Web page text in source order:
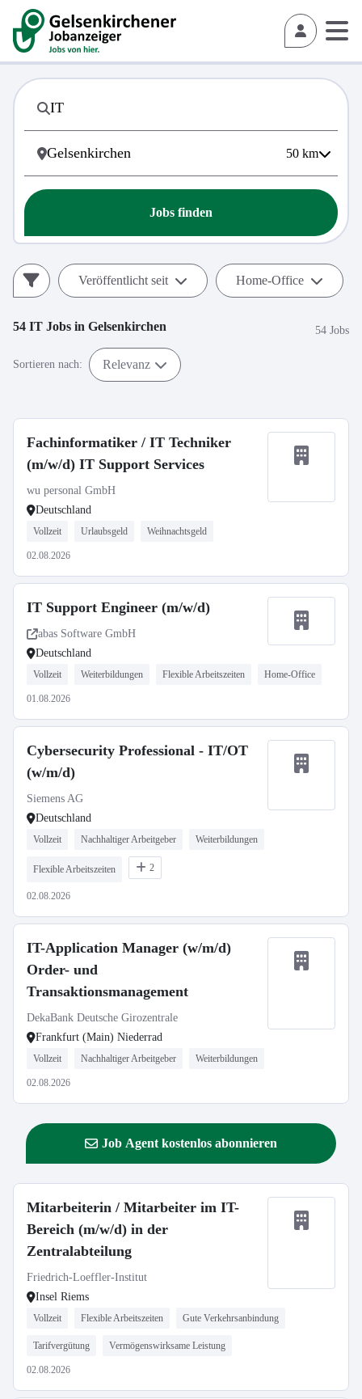
50 km
Jobs finden
Veröffentlicht seit Home-Office
54 IT Jobs in Gelsenkirchen 54 Jobs
Sortieren nach: Relevanz
Fachinformatiker / IT Techniker
(m/w/d) IT Support Services
wu personal GmbH
Deutschland
Vollzeit Urlaubsgeld Weihnachtsgeld
02.08.2026
IT Support Engineer (m/w/d)
abas Software GmbH
Deutschland
Vollzeit Weiterbildungen Flexible Arbeitszeiten Home-Office
01.08.2026
Cybersecurity Professional - IT/OT
(w/m/d)
Siemens AG
Deutschland
Vollzeit Nachhaltiger Arbeitgeber Weiterbildungen
Flexible Arbeitszeiten 2
02.08.2026
IT-Application Manager (w/m/d)
Order- und
Transaktionsmanagement
DekaBank Deutsche Girozentrale
Frankfurt (Main) Niederrad
Vollzeit Nachhaltiger Arbeitgeber Weiterbildungen
02.08.2026
Job Agent kostenlos abonnieren
Mitarbeiterin / Mitarbeiter im IT-
Bereich (m/w/d) in der
Zentralabteilung
Friedrich-Loeffler-Institut
Insel Riems
Vollzeit Flexible Arbeitszeiten Gute Verkehrsanbindung
Tarifvergütung Vermögenswirksame Leistung
02.08.2026